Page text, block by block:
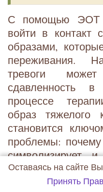
С помощью ЭОТ
войти в контакт
образами,
переживания.
тревоги
сдавленность
процессе
образ тяжелого
становится
проблемы:
работать.
Оставаясь на сайте
Принять